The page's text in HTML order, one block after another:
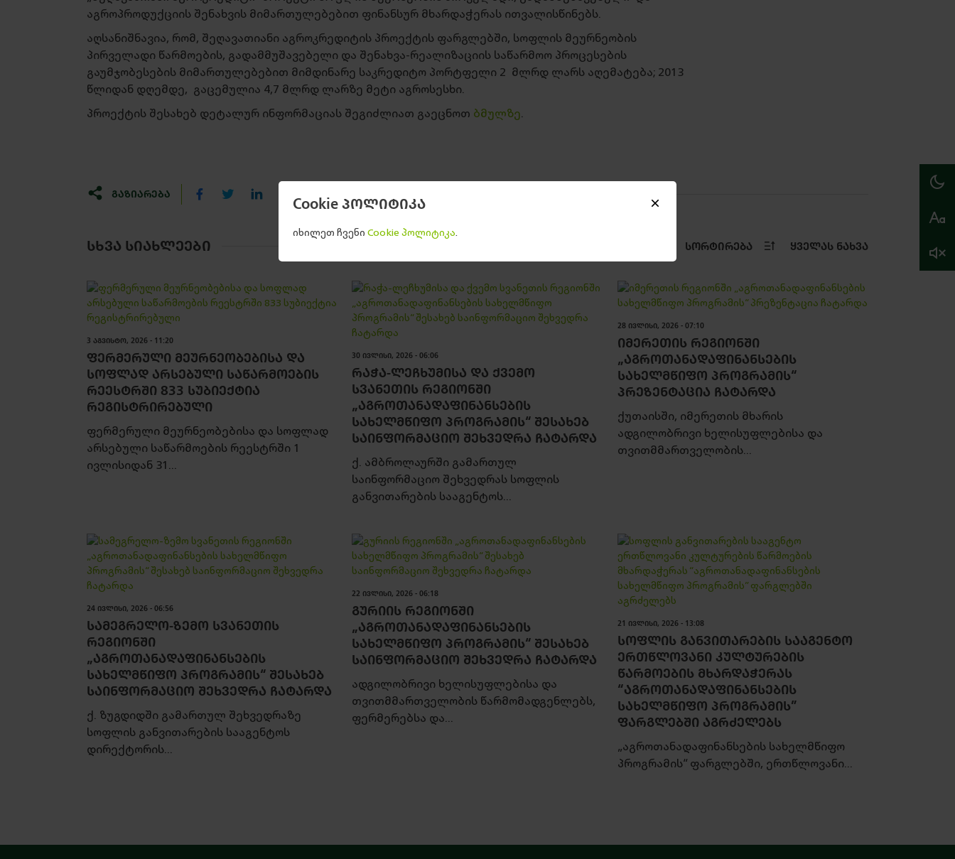
Cookie პოლიტიკა
იხილეთ ჩვენი Cookie პოლიტიკა.
აგროპროდუქციის შენახვის მიმართულებებით ფინანსურ მხარდაჭერას ითვალისწინებს.
აღსანიშნავია, რომ, შეღავათიანი აგროკრედიტის პროექტის ფარგლებში, სოფლის მეურნეობის
პირველადი წარმოების, გადამმუშავებელი და შენახვა-რეალიზაციის საწარმოო პროცესების
გაუმჯობესების მიმართულებებით მიმდინარე საკრედიტო პორტფელი 2 მლრდ ლარს აღემატება; 2013
წლიდან დღემდე, გაცემულია 4,7 მლრდ ლარზე მეტი აგროსესხი.
პროექტის შესახებ დეტალურ ინფორმაციას შეგიძლიათ გაეცნოთ ბმულზე.
ᲒᲐᲖᲘᲐᲠᲔᲑᲐ
ᲡᲮᲕᲐ ᲡᲘᲐᲮᲚᲔᲔᲑᲘ ᲡᲝᲠᲢᲘᲠᲔᲑᲐ ᲧᲕᲔᲚᲐᲡ ᲜᲐᲮᲕᲐ
3 ᲐᲒᲕᲘᲡᲢᲝ, 2026 - 11:20
ᲤᲔᲠᲛᲔᲠᲣᲚᲘ ᲛᲔᲣᲠᲜᲔᲝᲑᲔᲑᲘᲡᲐ ᲓᲐ
ᲡᲝᲤᲚᲐᲓ ᲐᲠᲡᲔᲑᲣᲚᲘ ᲡᲐᲬᲐᲠᲛᲝᲔᲑᲘᲡ
ᲠᲔᲔᲡᲢᲠᲨᲘ 833 ᲡᲣᲑᲘᲔᲥᲢᲘᲐ
ᲠᲔᲒᲘᲡᲢᲠᲘᲠᲔᲑᲣᲚᲘ
ფერმერული მეურნეობებისა და სოფლად
არსებული საწარმოების რეესტრში 1
ივლისიდან 31...
30 ᲘᲕᲚᲘᲡᲘ, 2026 - 06:06
ᲠᲐᲭᲐ-ᲚᲔᲩᲮᲣᲛᲘᲡᲐ ᲓᲐ ᲥᲕᲔᲛᲝ
ᲡᲕᲐᲜᲔᲗᲘᲡ ᲠᲔᲒᲘᲝᲜᲨᲘ
„ᲐᲒᲠᲝᲗᲐᲜᲐᲓᲐᲤᲘᲜᲐᲜᲡᲔᲑᲘᲡ
ᲡᲐᲮᲔᲚᲛᲬᲘᲤᲝ ᲞᲠᲝᲒᲠᲐᲛᲘᲡ“ ᲨᲔᲡᲐᲮᲔᲑ
ᲡᲐᲘᲜᲤᲝᲠᲛᲐᲪᲘᲝ ᲨᲔᲮᲕᲔᲓᲠᲐ ᲩᲐᲢᲐᲠᲓᲐ
ქ. ამბროლაურში გამართულ
საინფორმაციო შეხვედრას სოფლის
განვითარების სააგენტოს...
28 ᲘᲕᲚᲘᲡᲘ, 2026 - 07:10
ᲘᲛᲔᲠᲔᲗᲘᲡ ᲠᲔᲒᲘᲝᲜᲨᲘ
„ᲐᲒᲠᲝᲗᲐᲜᲐᲓᲐᲤᲘᲜᲐᲜᲡᲔᲑᲘᲡ
ᲡᲐᲮᲔᲚᲛᲬᲘᲤᲝ ᲞᲠᲝᲒᲠᲐᲛᲘᲡ“
ᲞᲠᲔᲖᲔᲜᲢᲐᲪᲘᲐ ᲩᲐᲢᲐᲠᲓᲐ
ქუთაისში, იმერეთის მხარის
ადგილობრივი ხელისუფლებისა და
თვითმმართველობის...
24 ᲘᲕᲚᲘᲡᲘ, 2026 - 06:56
ᲡᲐᲛᲔᲒᲠᲔᲚᲝ-ᲖᲔᲛᲝ ᲡᲕᲐᲜᲔᲗᲘᲡ
ᲠᲔᲒᲘᲝᲜᲨᲘ
„ᲐᲒᲠᲝᲗᲐᲜᲐᲓᲐᲤᲘᲜᲐᲜᲡᲔᲑᲘᲡ
ᲡᲐᲮᲔᲚᲛᲬᲘᲤᲝ ᲞᲠᲝᲒᲠᲐᲛᲘᲡ“ ᲨᲔᲡᲐᲮᲔᲑ
ᲡᲐᲘᲜᲤᲝᲠᲛᲐᲪᲘᲝ ᲨᲔᲮᲕᲔᲓᲠᲐ ᲩᲐᲢᲐᲠᲓᲐ
ქ. ზუგდიდში გამართულ შეხვედრაზე
სოფლის განვითარების სააგენტოს
დირექტორის...
22 ᲘᲕᲚᲘᲡᲘ, 2026 - 06:18
ᲒᲣᲠᲘᲘᲡ ᲠᲔᲒᲘᲝᲜᲨᲘ
„ᲐᲒᲠᲝᲗᲐᲜᲐᲓᲐᲤᲘᲜᲐᲜᲡᲔᲑᲘᲡ
ᲡᲐᲮᲔᲚᲛᲬᲘᲤᲝ ᲞᲠᲝᲒᲠᲐᲛᲘᲡ“ ᲨᲔᲡᲐᲮᲔᲑ
ᲡᲐᲘᲜᲤᲝᲠᲛᲐᲪᲘᲝ ᲨᲔᲮᲕᲔᲓᲠᲐ ᲩᲐᲢᲐᲠᲓᲐ
ადგილობრივი ხელისუფლებისა და
თვითმმართველობის წარმომადგენლებს,
ფერმერებსა და...
21 ᲘᲕᲚᲘᲡᲘ, 2026 - 13:08
ᲡᲝᲤᲚᲘᲡ ᲒᲐᲜᲕᲘᲗᲐᲠᲔᲑᲘᲡ ᲡᲐᲐᲒᲔᲜᲢᲝ
ᲔᲠᲗᲬᲚᲝᲕᲐᲜᲘ ᲙᲣᲚᲢᲣᲠᲔᲑᲘᲡ
ᲬᲐᲠᲛᲝᲔᲑᲘᲡ ᲛᲮᲐᲠᲓᲐᲭᲔᲠᲐᲡ
“ᲐᲒᲠᲝᲗᲐᲜᲐᲓᲐᲤᲘᲜᲐᲜᲡᲔᲑᲘᲡ
ᲡᲐᲮᲔᲚᲛᲬᲘᲤᲝ ᲞᲠᲝᲒᲠᲐᲛᲘᲡ”
ᲤᲐᲠᲒᲚᲔᲑᲨᲘ ᲐᲒᲠᲫᲔᲚᲔᲑᲡ
„აგროთანადაფინანსების სახელმწიფო
პროგრამის“ ფარგლებში, ერთწლოვანი...